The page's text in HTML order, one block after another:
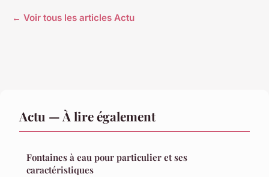
← Voir tous les articles Actu
Actu — À lire également
Fontaines à eau pour particulier et ses
caractéristiques